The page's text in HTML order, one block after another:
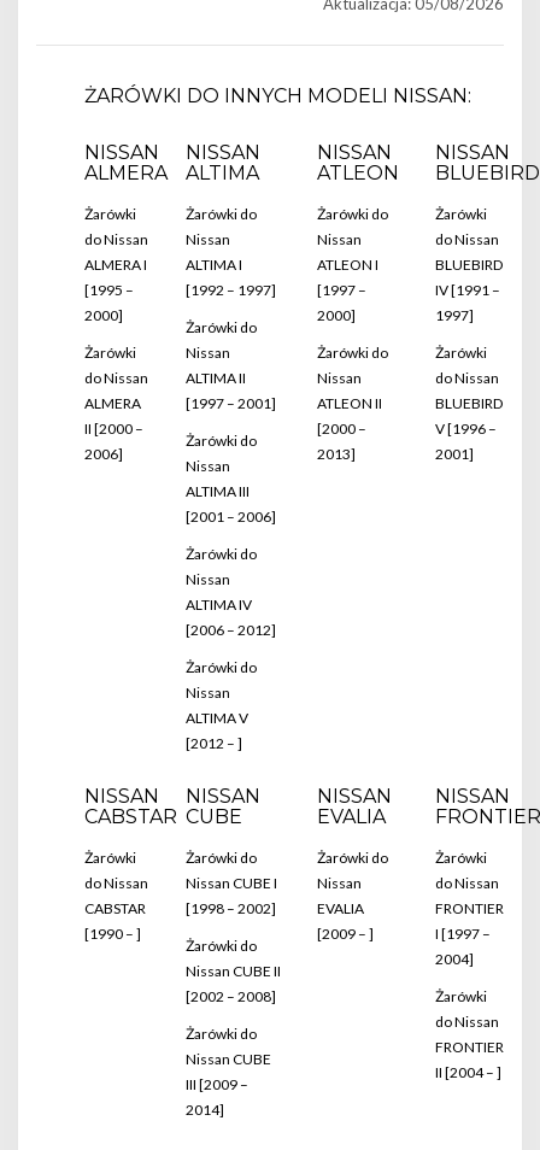
ŻARÓWKI DO INNYCH MODELI NISSAN:
NISSAN
ALMERA
Żarówki
do Nissan
ALMERA I
[1995 –
2000]
Żarówki
do Nissan
ALMERA
II [2000 –
2006]
NISSAN
ALTIMA
Żarówki do
Nissan
ALTIMA I
[1992 – 1997]
Żarówki do
Nissan
ALTIMA II
[1997 – 2001]
Żarówki do
Nissan
ALTIMA III
[2001 – 2006]
Żarówki do
Nissan
ALTIMA IV
[2006 – 2012]
Żarówki do
Nissan
ALTIMA V
[2012 – ]
NISSAN
ATLEON
Żarówki do
Nissan
ATLEON I
[1997 –
2000]
Żarówki do
Nissan
ATLEON II
[2000 –
2013]
NISSAN
BLUEBIRD
Żarówki
do Nissan
BLUEBIRD
IV [1991 –
1997]
Żarówki
do Nissan
BLUEBIRD
V [1996 –
2001]
NISSAN
CABSTAR
Żarówki
do Nissan
CABSTAR
[1990 – ]
NISSAN
CUBE
Żarówki do
Nissan CUBE I
[1998 – 2002]
Żarówki do
Nissan CUBE II
[2002 – 2008]
Żarówki do
Nissan CUBE
III [2009 –
2014]
NISSAN
EVALIA
Żarówki do
Nissan
EVALIA
[2009 – ]
NISSAN
FRONTIER
Żarówki
do Nissan
FRONTIER
I [1997 –
2004]
Żarówki
do Nissan
FRONTIER
II [2004 – ]